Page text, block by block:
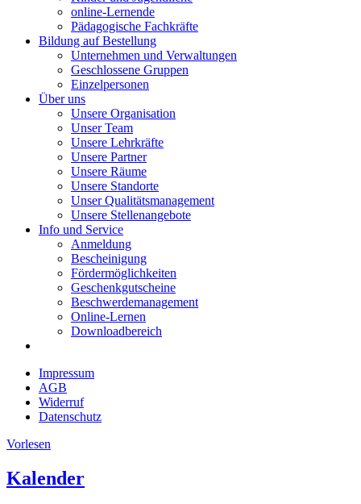
online-Lernende
Pädagogische Fachkräfte
Bildung auf Bestellung
Unternehmen und Verwaltungen
Geschlossene Gruppen
Einzelpersonen
Über uns
Unsere Organisation
Unser Team
Unsere Lehrkräfte
Unsere Partner
Unsere Räume
Unsere Standorte
Unser Qualitätsmanagement
Unsere Stellenangebote
Info und Service
Anmeldung
Bescheinigung
Fördermöglichkeiten
Geschenkgutscheine
Beschwerdemanagement
Online-Lernen
Downloadbereich
Impressum
AGB
Widerruf
Datenschutz
Vorlesen
Kalender